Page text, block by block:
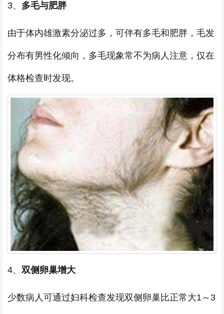
3、 多毛与肥胖
由于体内雄激素分泌过多，可伴有多毛和肥胖，毛发
分布有男性化倾向，多毛现象常不为病人注意，仅在
体格检查时发现。
4、 双侧卵巢增大
少数病人可通过妇科检查发现双侧卵巢比正常大1～3